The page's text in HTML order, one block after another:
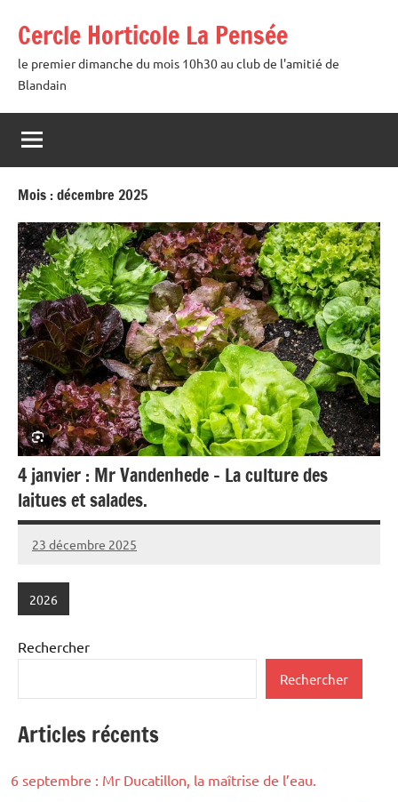
contenu
Cercle Horticole La Pensée
le premier dimanche du mois 10h30 au club de l'amitié de
Blandain
Mois :décembre 2025
4 janvier : Mr Vandenhede – La culture des
laitues et salades.
23 décembre 2025
Alain
2026
Rechercher
Rechercher
Articles récents
6 septembre : Mr Ducatillon, la maîtrise de l’eau.